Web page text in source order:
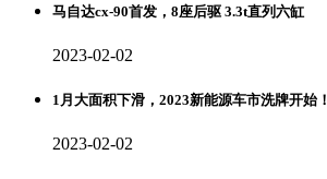
马自达cx-90首发，8座后驱 3.3t直列六缸
2023-02-02
1月大面积下滑，2023新能源车市洗牌开始！
2023-02-02